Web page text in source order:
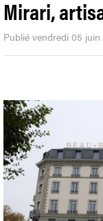
Mirari,
Publié vendredi 05 juin